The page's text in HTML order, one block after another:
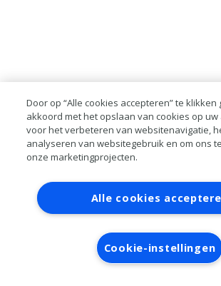
Contact Account aanvragen
RAI bestanden
Privacy
Verwerkersovereenkomst
Door op “Alle cookies accepteren” te klikken
akkoord met het opslaan van cookies op
voor het verbeteren van websitenavigatie,
analyseren van websitegebruik en om ons
onze marketingprojecten.
Alle cookies
Cookie-instellingen